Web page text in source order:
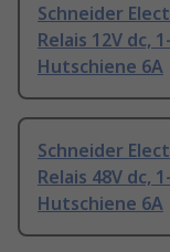
Schneider
Relais 12V dc,
Hutschiene 6A
Schneider
Relais 48V dc,
Hutschiene 6A